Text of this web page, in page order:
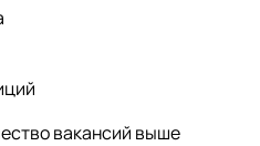
вакансий выше